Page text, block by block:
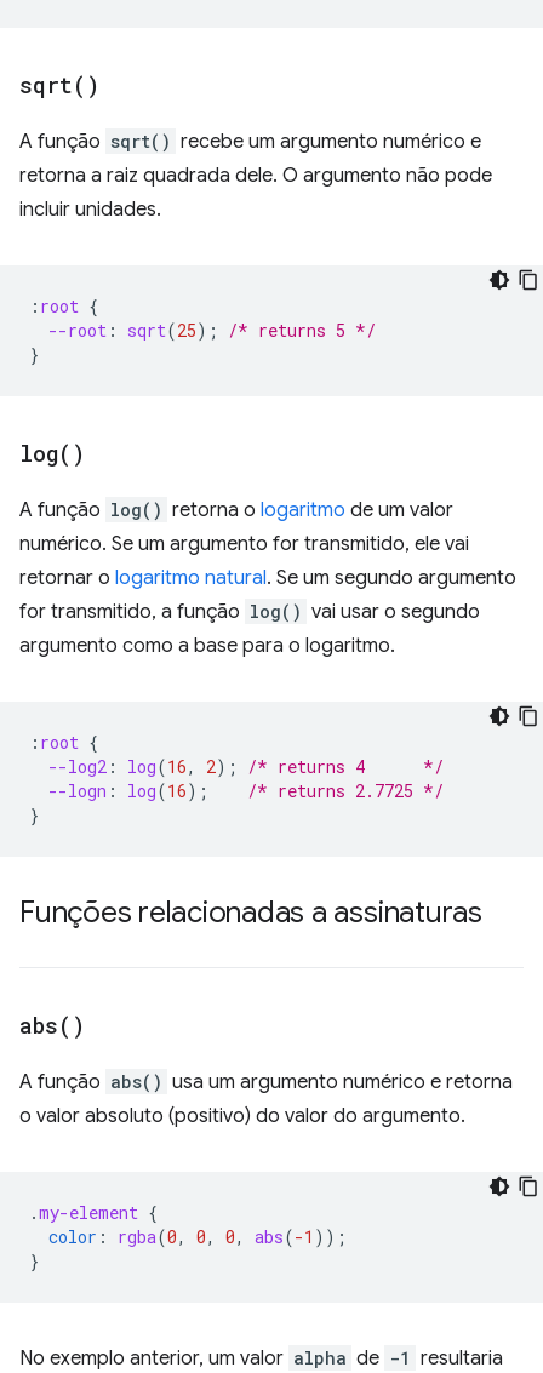
sqrt( )
A função sqrt() recebe um argumento numérico e
retorna a raiz quadrada dele. O argumento não pode
incluir unidades.
: root {
--root : sqrt(25);
/* returns 5 */
}
log( )
A função log() retorna o logaritmo de um valor
numérico. Se um argumento for transmitido, ele vai
retornar o logaritmo natural. Se um segundo argumento
for transmitido, a função log() vai usar o segundo
argumento como a base para o logaritmo.
: root {
--log2 : log(16, 2);
/* returns 4      */
--logn : log(16);
/* returns 2.7725 */
}
Funções relacionadas a assinaturas
abs( )
A função abs() usa um argumento numérico e retorna
o valor absoluto (positivo) do valor do argumento.
.my-element {
color : rgba(0, 0, 0, abs(-1 ));
}
No exemplo anterior, um valor alpha de -1 resultaria